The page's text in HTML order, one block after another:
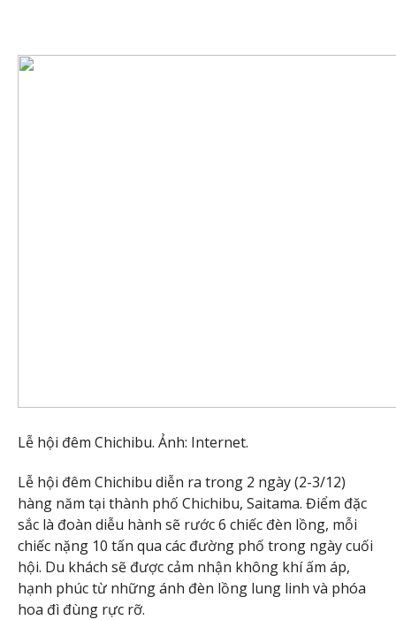
Lễ hội đêm Chichibu. Ảnh: Internet.
Lễ hội đêm Chichibu diễn ra trong 2 ngày (2-3/12)
hàng năm tại thành phố Chichibu, Saitama. Điểm đặc
sắc là đoàn diễu hành sẽ rước 6 chiếc đèn lồng, mỗi
chiếc nặng 10 tấn qua các đường phố trong ngày cuối
hội. Du khách sẽ được cảm nhận không khí ấm áp,
hạnh phúc từ những ánh đèn lồng lung linh và phóa
hoa đì đùng rực rỡ.